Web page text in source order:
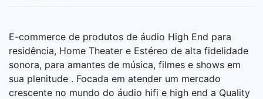
E-commerce de produtos de áudio High End para
residência, Home Theater e Estéreo de alta fidelidade
sonora, para amantes de música, filmes e shows em
sua plenitude . Focada em atender um mercado
crescente no mundo do áudio hifi e high end a Quality